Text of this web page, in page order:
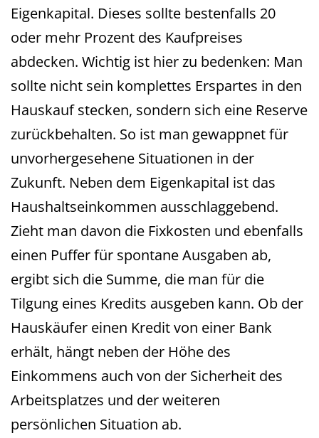
Eigenkapital. Dieses sollte bestenfalls 20
oder mehr Prozent des Kaufpreises
abdecken. Wichtig ist hier zu bedenken: Man
sollte nicht sein komplettes Erspartes in den
Hauskauf stecken, sondern sich eine Reserve
zurückbehalten. So ist man gewappnet für
unvorhergesehene Situationen in der
Zukunft. Neben dem Eigenkapital ist das
Haushaltseinkommen ausschlaggebend.
Zieht man davon die Fixkosten und ebenfalls
einen Puffer für spontane Ausgaben ab,
ergibt sich die Summe, die man für die
Tilgung eines Kredits ausgeben kann. Ob der
Hauskäufer einen Kredit von einer Bank
erhält, hängt neben der Höhe des
Einkommens auch von der Sicherheit des
Arbeitsplatzes und der weiteren
persönlichen Situation ab.